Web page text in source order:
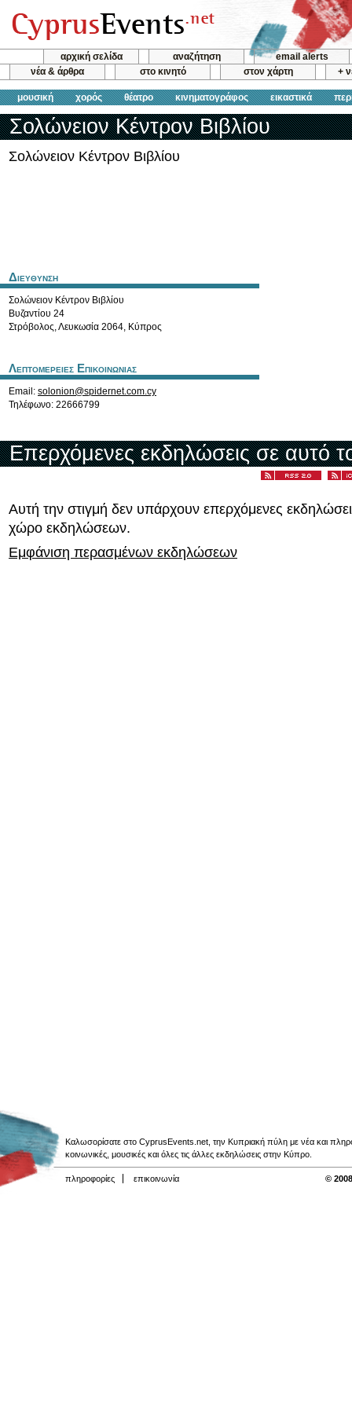
αρχική σελίδα αναζήτηση
email alerts
νέα & άρθρα
στο κινητό στον χάρτη +
μουσική χορός θέατρο κινηματογράφος εικαστικά
Σολώνειον Κέντρον Βιβλίου
Σολώνειον Κέντρον Βιβλίου
Διευθυνση
Σολώνειον Κέντρον Βιβλίου
Βυζαντίου 24
Στρόβολος,Λευκωσία 2064, Κύπρος
Λεπτομερειες Επικοινωνιας
Email: solonion@spidernet.com.cy
Τηλέφωνο: 22666799
Επερχόμενες εκδηλώσεις σε αυτό
Αυτή την στιγμή δεν υπάρχουν επερχόμενες
χώρο εκδηλώσεων.
Εμφάνιση περασμένων εκδηλώσεων
Καλωσορίσατε στο CyprusEvents.net, την Κυπριακή πύλη με νέα και
κοινωνικές, μουσικές και όλες τις άλλες εκδηλώσεις στην Κύπρο.
πληροφορίες επικοινωνία ©